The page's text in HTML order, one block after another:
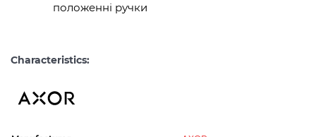
положенні ручки
Characteristics: